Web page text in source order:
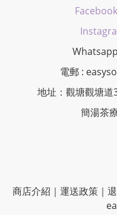
電郵 :
地址：觀塘觀塘
簡湯茶
商店介紹 ｜ 運送政策｜